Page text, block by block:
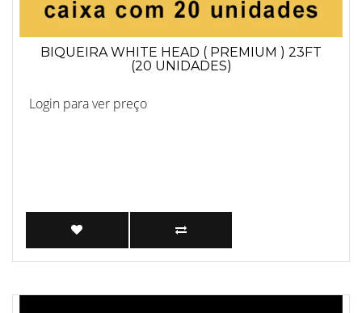
BIQUEIRA WHITE HEAD ( PREMIUM ) 23FT
(20 UNIDADES)
Login para ver preço